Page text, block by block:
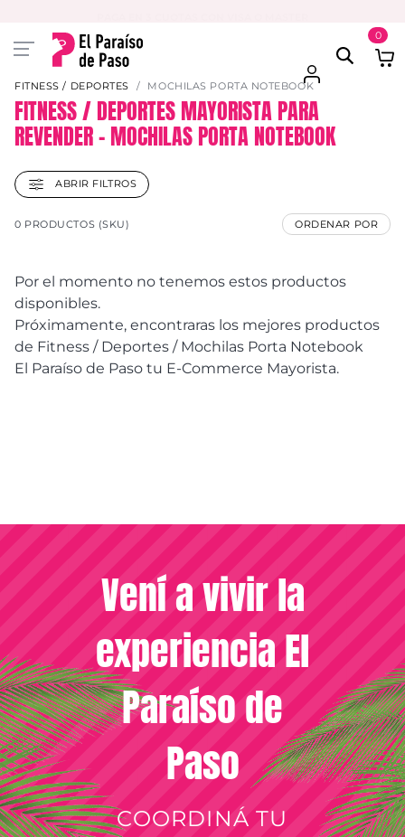
0
FITNESS / DEPORTES MOCHILAS PORTA NOTEBOOK
FITNESS / DEPORTES MAYORISTA PARA
REVENDER – MOCHILAS PORTA NOTEBOOK
ABRIR FILTROS
0 PRODUCTOS (SKU) ORDENAR POR
Por el momento no tenemos estos productos
disponibles.
Próximamente, encontraras los mejores productos
de Fitness / Deportes / Mochilas Porta Notebook
El Paraíso de Paso tu E-Commerce Mayorista.
Vení a vivir la
experiencia El
Paraíso de
Paso
COORDINÁ TU